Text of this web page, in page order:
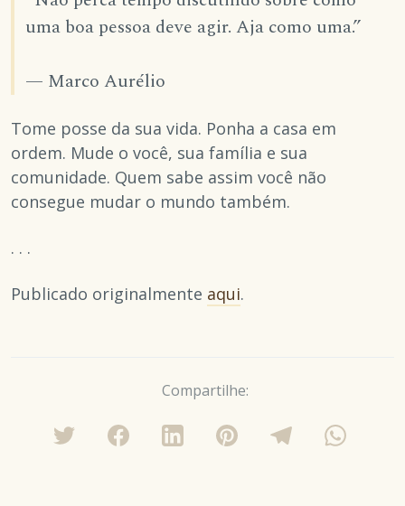
uma boa pessoa deve agir. Aja como uma.”
— Marco Aurélio
Tome posse da sua vida. Ponha a casa em
ordem. Mude o você, sua família e sua
comunidade. Quem sabe assim você não
consegue mudar o mundo também.
. . .
Publicado originalmente aqui.
Compartilhe: